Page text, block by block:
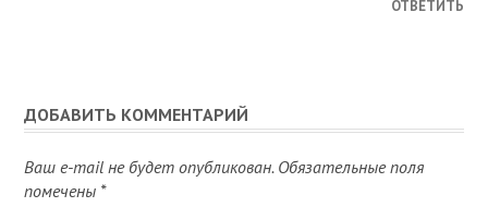
ОТВЕТИТЬ
ДОБАВИТЬ КОММЕНТАРИЙ
Ваш e-mail не будет опубликован.Обязательные поля
помечены *